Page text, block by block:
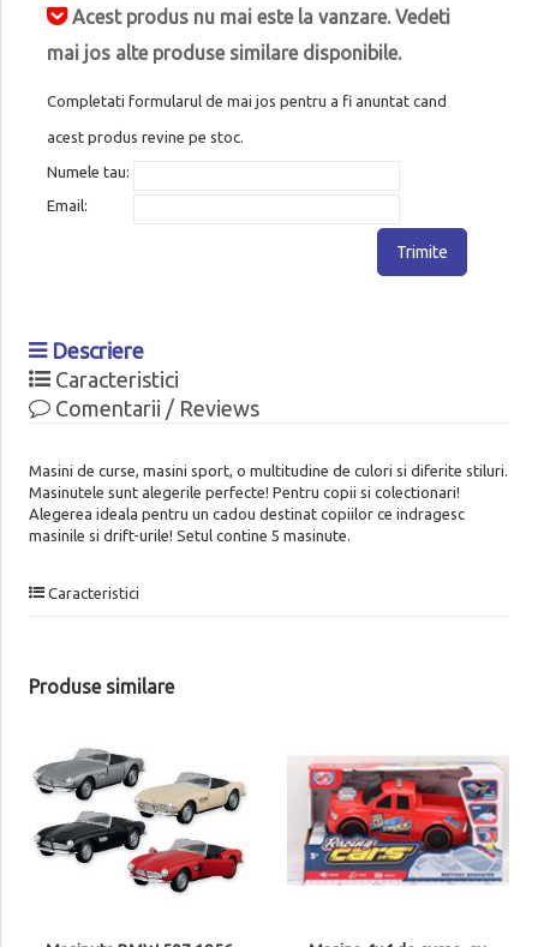
Acest produs nu mai este la vanzare. Vedeti
mai jos alte produse similare disponibile.
Completati formularul de mai jos pentru a fi anuntat cand
acest produs revine pe stoc.
Numele tau:
Email:
Trimite
Descriere
Caracteristici
Comentarii / Reviews
Masini de curse, masini sport, o multitudine de culori si diferite stiluri.
Masinutele sunt alegerile perfecte! Pentru copii si colectionari!
Alegerea ideala pentru un cadou destinat copiilor ce indragesc
masinile si drift-urile! Setul contine 5 masinute.
Caracteristici
Produse similare